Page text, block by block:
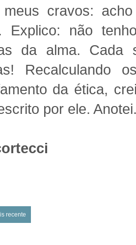
cravos:
Explico: não
da alma.
Recalculando
da ética,
por ele.
recente